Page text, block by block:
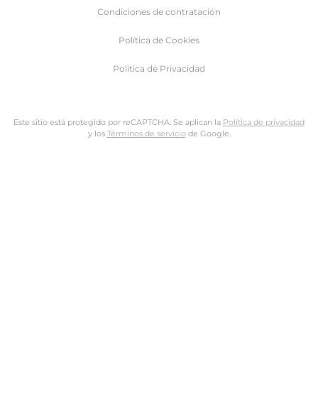
Condiciones de contratación
Política de Cookies
Politica de Privacidad
Este sitio está protegido por reCAPTCHA. Se aplican la Política de privacidad
y los Términos de serviciode Google.